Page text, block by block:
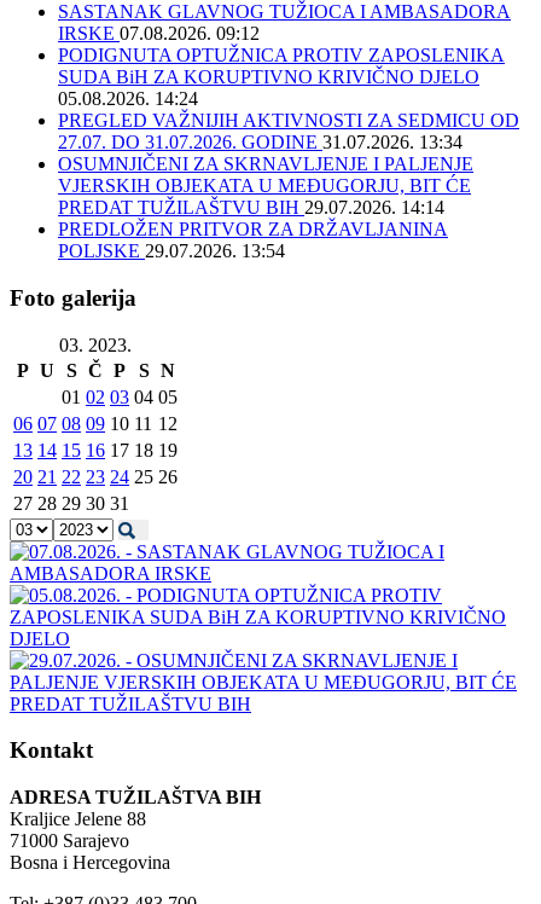
SASTANAK GLAVNOG TUŽIOCA I AMBASADORA
IRSKE 07.08.2026. 09:12
PODIGNUTA OPTUŽNICA PROTIV ZAPOSLENIKA
SUDA BiH ZA KORUPTIVNO KRIVIČNO DJELO
05.08.2026. 14:24
PREGLED VAŽNIJIH AKTIVNOSTI ZA SEDMICU OD
27.07. DO 31.07.2026. GODINE 31.07.2026. 13:34
OSUMNJIČENI ZA SKRNAVLJENJE I PALJENJE
VJERSKIH OBJEKATA U MEĐUGORJU, BIT ĆE
PREDAT TUŽILAŠTVU BIH 29.07.2026. 14:14
PREDLOŽEN PRITVOR ZA DRŽAVLJANINA
POLJSKE 29.07.2026. 13:54
Foto galerija
03. 2023.
P U S Č P S N
01 02 03 04 05
06 07 08 09 10 11 12
13 14 15 16 17 18 19
20 21 22 23 24 25 26
27 28 29 30 31
Kontakt
ADRESA TUŽILAŠTVA BIH
Kraljice Jelene 88
71000 Sarajevo
Bosna i Hercegovina